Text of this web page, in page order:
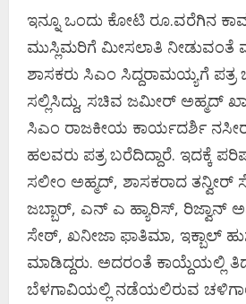
ಇನ್ನೂ ಒಂದು ಕೋಟಿ ರೂ.ವರೆಗಿನ
ಮುಸ್ಲಿಮರಿಗೆ ಮೀಸಲಾತಿ ನೀಡುವಂತೆ
ಶಾಸಕರು ಸಿಎಂ ಸಿದ್ದರಾಮಯ್ಯಗೆ
ಸಲ್ಲಿಸಿದ್ದು, ಸಚಿವ ಜಮೀರ್ ಅಹ್ಮದ್
ಸಿಎಂ ರಾಜಕೀಯ ಕಾರ್ಯದರ್ಶಿ
ಹಲವರು ಪತ್ರ ಬರೆದಿದ್ದಾರೆ. ಇದಕ್ಕೆ
ಸಲೀಂ ಅಹ್ಮದ್, ಶಾಸಕರಾದ ತನ್ವೀರ್
ಜಬ್ಬಾರ್, ಎನ್ ಎ ಹ್ಯಾರಿಸ್, ರಿಜ್ವಾನ್
ಸೇಠ್, ಖನೀಜಾ ಫಾತಿಮಾ, ಇಕ್ಬಾಲ್
ಮಾಡಿದ್ದರು. ಅದರಂತೆ ಕಾಯ್ದೆಯಲ್ಲಿ
ಬೆಳಗಾವಿಯಲ್ಲಿ ನಡೆಯಲಿರುವ